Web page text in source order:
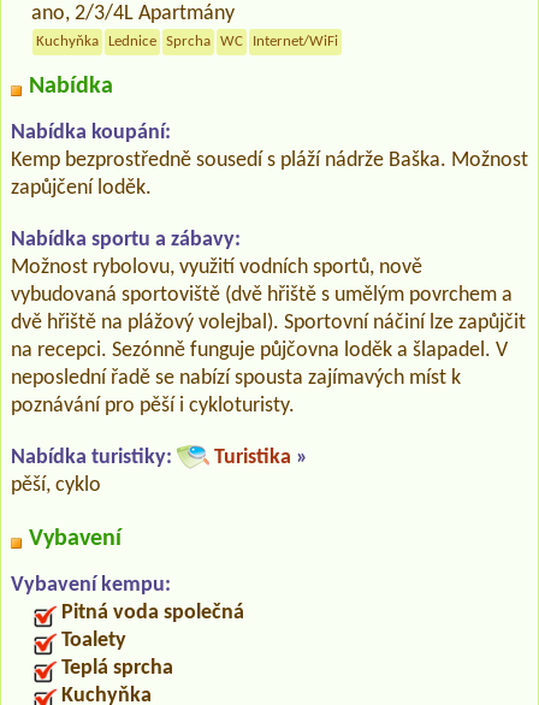
ano, 2/3/4L Apartmány
Kuchyňka Lednice Sprcha WC Internet/WiFi
Nabídka
Nabídka koupání:
Kemp bezprostředně sousedí s pláží nádrže Baška. Možnost
zapůjčení loděk.
Nabídka sportu a zábavy:
Možnost rybolovu, využití vodních sportů, nově
vybudovaná sportoviště (dvě hřiště s umělým povrchem a
dvě hřiště na plážový volejbal). Sportovní náčiní lze zapůjčit
na recepci. Sezónně funguje půjčovna loděk a šlapadel. V
neposlední řadě se nabízí spousta zajímavých míst k
poznávání pro pěší i cykloturisty.
Nabídka turistiky: Turistika »
pěší, cyklo
Vybavení
Vybavení kempu:
Pitná voda společná
Toalety
Teplá sprcha
Kuchyňka